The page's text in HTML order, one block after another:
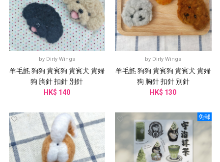
by Dirty Wings
羊毛氈 狗狗 貴賓狗 貴賓犬 貴婦
狗 胸針 扣針 別針
HK$ 140
by Dirty Wings
羊毛氈 狗狗 貴賓狗 貴賓犬 貴婦
狗 胸針 扣針 別針
HK$ 130
免郵